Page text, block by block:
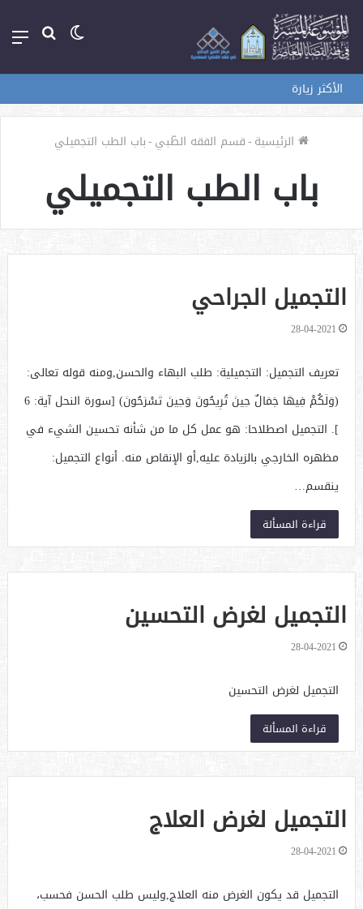
بحث الوضع
الأكثر زيارة
الرئيسية-قسم الفقه الطّبي-باب الطب التجميلي
باب الطب التجميلي
التجميل الجراحي
28-04-2021
تعريف التجميل: التجميلية: طلب البهاء والحسن,ومنه قوله تعالى:
(وَلَكُمْ فِيهَا جَمَالٌ حِينَ تُرِيحُونَ وَحِينَ تَسْرَحُونَ) [سورة النحل آية: 6
]. التجميل اصطلاحا: هو عمل كل ما من شأنه تحسين الشيء في
مظهره الخارجي بالزيادة عليه,أو الإنقاص منه. أنواع التجميل:
ينقسم…
قراءة المسألة
التجميل لغرض التحسين
28-04-2021
التجميل لغرض التحسين
قراءة المسألة
التجميل لغرض العلاج
28-04-2021
التجميل قد يكون الغرض منه العلاج,وليس طلب الحسن فحسب،